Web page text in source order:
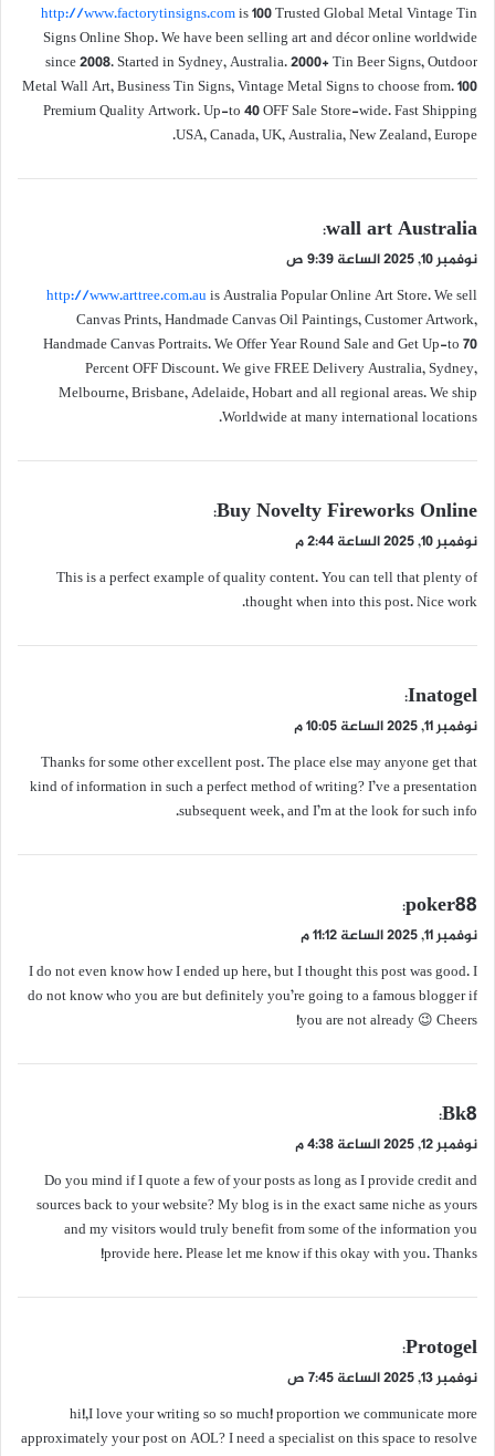
ل
http://www.factorytinsigns.comis 100 Trusted Global Metal Vintage Tin
Signs Online Shop. We have been selling art and décor online worldwide
since 2008. Started in Sydney, Australia. 2000+ Tin Beer Signs, Outdoor
Metal Wall Art, Business Tin Signs, Vintage Metal Signs to choose from. 100
Premium Quality Artwork. Up-to 40 OFF Sale Store-wide. Fast Shipping
USA, Canada, UK, Australia, New Zealand, Europe.
ي
ق
ل
wall art Australia
:
نوفمبر 10, 2025 الساعة 9:39 ص
http://www.arttree.com.auis Australia Popular Online Art Store. We sell
Canvas Prints, Handmade Canvas Oil Paintings, Customer Artwork,
Handmade Canvas Portraits. We Offer Year Round Sale and Get Up-to 70
Percent OFF Discount. We give FREE Delivery Australia, Sydney,
Melbourne, Brisbane, Adelaide, Hobart and all regional areas. We ship
Worldwide at many international locations.
ي
ق
ل
Buy Novelty Fireworks Online
:
نوفمبر 10, 2025 الساعة 2:44 م
This is a perfect example of quality content. You can tell that plenty of
thought when into this post. Nice work.
ي
ق
ل
Inatogel
:
نوفمبر 11, 2025 الساعة 10:05 م
Thanks for some other excellent post. The place else may anyone get that
kind of information in such a perfect method of writing? I’ve a presentation
subsequent week, and I’m at the look for such info.
ي
ق
ل
poker88
:
نوفمبر 11, 2025 الساعة 11:12 م
I do not even know how I ended up here, but I thought this post was good. I
do not know who you are but definitely you’re going to a famous blogger if
you are not already 😉 Cheers!
ي
ق
ل
Bk8
:
نوفمبر 12, 2025 الساعة 4:38 م
Do you mind if I quote a few of your posts as long as I provide credit and
sources back to your website? My blog is in the exact same niche as yours
and my visitors would truly benefit from some of the information you
provide here. Please let me know if this okay with you. Thanks!
ي
ق
ل
Protogel
:
نوفمبر 13, 2025 الساعة 7:45 ص
hi!,I love your writing so so much! proportion we communicate more
approximately your post on AOL? I need a specialist on this space to resolve